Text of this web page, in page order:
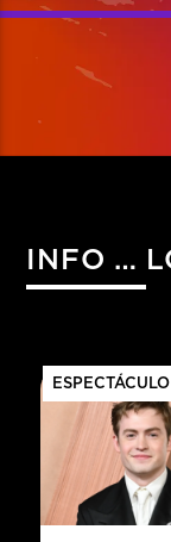
INFO HIST
ESPECTÁCULO